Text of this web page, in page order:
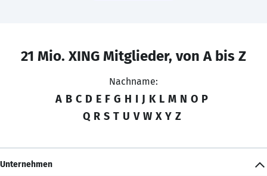
21 Mio. XING Mitglieder, von A bis Z
Nachname:
A B C D E F G H I J K L M N O P
Q R S T U V W X Y Z
Unternehmen